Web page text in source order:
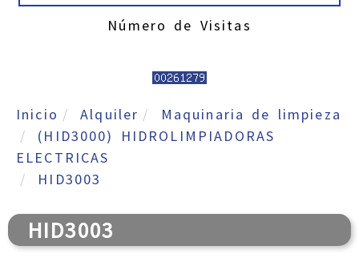
Número de Visitas
Inicio Alquiler
Maquinaria de limpieza
(HID3000) HIDROLIMPIADORAS
ELECTRICAS
HID3003
HID3003